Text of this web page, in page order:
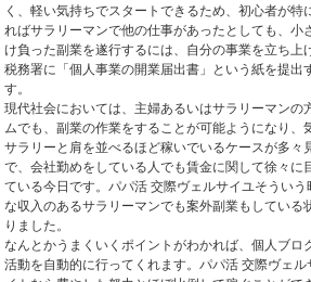
く、軽い気持ちでスタートできるため、初心者が特
ればサラリーマンで他の仕事があったとしても、小
け負った副業を遂行するには、自分の事業を立ち上
税務署に「個人事業の開業届出書」という紙を提出
す。
現代社会においては、主婦あるいはサラリーマンの
ムでも、副業の作業をすることが可能ようになり、
サラリーと肩を並べるほど稼いでいるケースが多々
で、会社勤めをしている人でも賃金に関して徐々に
ている今日です。パパ活 交際ヴェルサイユそうい
な収入のあるサラリーマンでも案外副業もしている
りました。
なんとかうまくいくポイントがわかれば、個人ブロ
活動を自動的に行ってくれます。パパ活 交際ヴェ